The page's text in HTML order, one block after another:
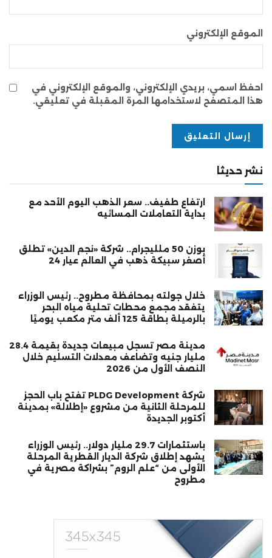
الموقع الإلكتروني
احفظ اسمي، بريدي الإلكتروني، والموقع الإلكتروني في
هذا المتصفح لاستخدامها المرة المقبلة في تعليقي.
نشر حديثا
ارتفاع طفيف.. سعر الذهب اليوم الأحد مع
بداية التعاملات المسائيه
بوزن 50 ملليجرام.. شركة «نجم الدين» تطلق
أصغر سبيكة ذهب في العالم عيار 24
خلال جولته بمحافظة مطروح.. رئيس الوزراء
يتفقد مجمع محطات تحلية مياه البحر
بالرميلة بطاقة 125 ألف متر مكعب يوميًا
مدينة مصر تسجل مبيعات جديدة بقيمة 28.4
مليار جنيه وتضاعف معدلات التسليم خلال
النصف الأول من 2026
شركة PLDG Development تفتح باب الحجز
للمرحلة الثانية من مشروع «إطلالة» بمدينة
أكتوبر الجديدة
باستثمارات 29.7 مليار دولار.. رئيس الوزراء
يشهد إطلاق شركة الديار القطرية المرحلة
الأولى من “علم الروم” بشراكة مصرية في
مطروح